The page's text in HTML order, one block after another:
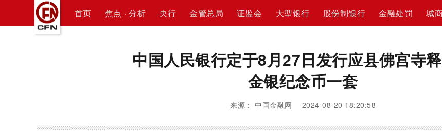
首页 焦点 · 分析 央行 金管总局 证监会 大型银行 股份制银行 金融处罚 城
中国人民银行定于8月27日发行应县佛宫寺
金银纪念币一套
来源： 中国金融网 2024-08-20 18:20:58